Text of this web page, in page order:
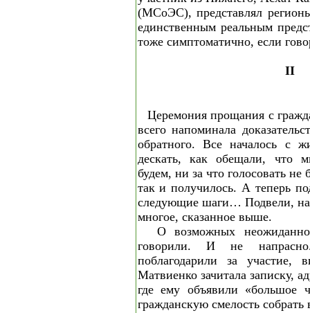
(МСоЭС), представлял
единственным реальным
тоже симптоматично, если
II
Церемония прощания с
всего напоминала
обратного. Все началось с
дескать, как обещали, что
будем, ни за что голосовать
так и получилось. А теперь
следующие шаги… Подвели,
многое, сказанное выше.
О возможных
говорили. И не
поблагодарили за участие,
Матвиенко зачитала записку,
где ему объявили «большое
гражданскую смелость